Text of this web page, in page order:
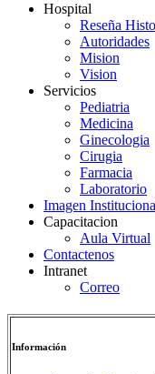
Hospital
Reseña
Autoridades
Mision
Vision
Servicios
Pediatria
Medicina
Ginecologia
Cirugia
Farmacia
Laboratorio
Imagen
Capacitacion
Aula Virtual
Contactenos
Intranet
Correo
Información